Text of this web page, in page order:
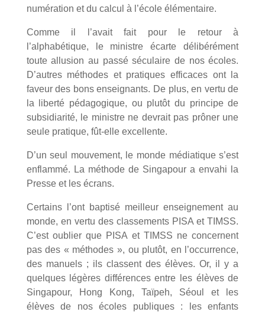
numération et du calcul à l’école élémentaire.
Comme il l’avait fait pour le retour à
l’alphabétique, le ministre écarte délibérément
toute allusion au passé séculaire de nos écoles.
D’autres méthodes et pratiques efficaces ont la
faveur des bons enseignants. De plus, en vertu de
la liberté pédagogique, ou plutôt du principe de
subsidiarité, le ministre ne devrait pas prôner une
seule pratique, fût-elle excellente.
D’un seul mouvement, le monde médiatique s’est
enflammé. La méthode de Singapour a envahi la
Presse et les écrans.
Certains l’ont baptisé meilleur enseignement au
monde, en vertu des classements PISA et TIMSS.
C’est oublier que PISA et TIMSS ne concernent
pas des « méthodes », ou plutôt, en l’occurrence,
des manuels ; ils classent des élèves. Or, il y a
quelques légères différences entre les élèves de
Singapour, Hong Kong, Taïpeh, Séoul et les
élèves de nos écoles publiques : les enfants